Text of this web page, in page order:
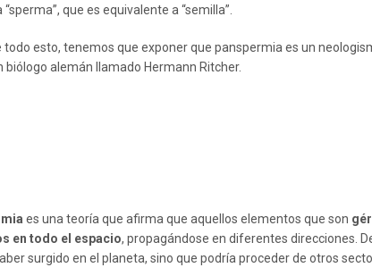
“sperma”, que es equivalente a “semilla”.
todo esto, tenemos que exponer que panspermia es un
biólogo alemán llamado Hermann Ritcher.
es una teoría que afirma que aquellos elementos que son
en todo el espacio, propagándose en diferentes direcciones.
surgido en el planeta, sino que podría proceder de otros